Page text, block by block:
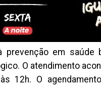
em saúde
O atendimento
12h. O